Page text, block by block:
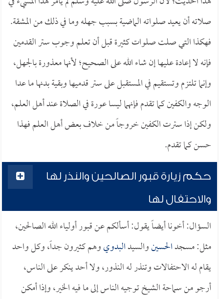
صلاته أن يعيد صلواته الماضية بسبب جهله وما في ذلك من المشقة.
فهكذا التي صلت صلوات كثيرة قبل أن تعلم وجوب ستر القدمين
فإنه لا إعادة عليها إن شاء الله على الصحيح؛ لأنها معذورة بالجهل،
وإنما تلتزم وتستقيم في المستقبل على ستر قدميها وبقية بدنها ما عدا
الوجه والكفين كما تقدم فإنهما ليسا عورة في الصلاة عند أهل العلم،
ولكن إذا سترت الكفين خروجاً من خلاف بعض أهل العلم فهذا
حسن كما تقدم.
حكم زيارة قبور الصالحين والنذر لها
والاحتفال لها
السؤال: أخونا أيضاً يقول: أسألكم عن قبور أولياء الله الصالحين،
مثل: مسجدالحسينوالسيدالبدويوهم كثيرون جداً، وكل واحد
يقام له الاحتفالات وتنذر له النذور، ولا أحد ينكر على الناس،
أرجو من سماحة الشيخ توجيه الناس إلى ما فيه الخير، وإذا أمكن